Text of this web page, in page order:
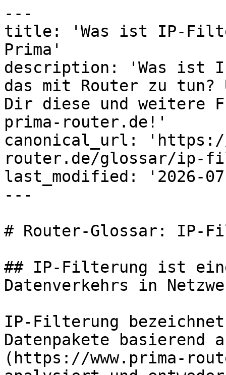
---
title: 'Was ist IP-
Prima'
description: 'Was ist
das mit Router zu tun?
Dir diese und weitere
prima-router.de!'
canonical_url: 'https://
router.de/glossar/ip-
last_modified: '2026-
---
# Router-Glossar: IP-
## IP-Filterung ist eine
Datenverkehrs in
IP-Filterung
Datenpakete
(https://www.prima-